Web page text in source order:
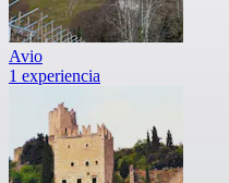
Avio
1 experiencia